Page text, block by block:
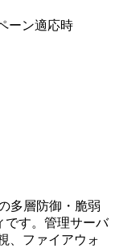
ーン適応時
多層防御・脆弱
です。管理サーバ
、ファイアウォ